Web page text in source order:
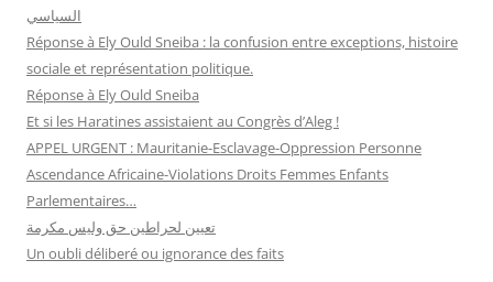
السياسي
Réponse à Ely Ould Sneiba : la confusion entre exceptions, histoire
sociale et représentation politique.
Réponse à Ely Ould Sneiba
Et si les Haratines assistaient au Congrès d’Aleg !
APPEL URGENT : Mauritanie-Esclavage-Oppression Personne
Ascendance Africaine-Violations Droits Femmes Enfants
Parlementaires…
تعيين لحراطين حق وليس مكرمة
Un oubli déliberé ou ignorance des faits